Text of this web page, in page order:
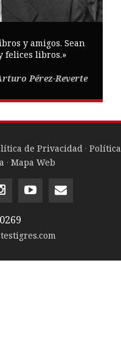
y amigos. Sean
felices libros.»
Pérez-Reverte
de Privacidad · Política
· Mapa Web